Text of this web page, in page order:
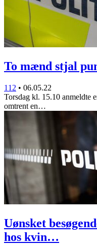
To mænd stjal
112 • 06.05.22
Torsdag kl. 15.10 anmeldte
omtrent en…
Uønsket
hos kvin…